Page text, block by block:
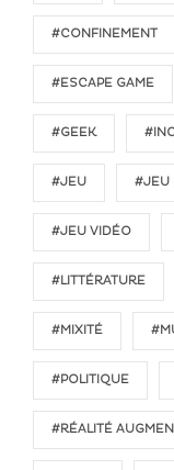
#CONFINEMENT
#ESCAPE GAME
#GEEK
#JEU #JEU
#JEU VIDÉO
#LITTÉRATURE
#MIXITÉ
#POLITIQUE
#RÉALITÉ